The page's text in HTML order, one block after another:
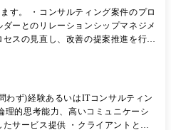
す。 ・コンサルティング案件のプロ
ーとのリレーションシップマネジメ
スの見直し、改善の提案推進を行う
管理、ドキュメントレビュー等の業
ロジェクトマネジメント支援 ●某メ
系システムにおける構築・導入・
/ITコンサルティング サイバーセキ
わず)経験あるいはITコンサルティン
理的思考能力、高いコミュニケーシ
サービス提供 ・クライアントとの